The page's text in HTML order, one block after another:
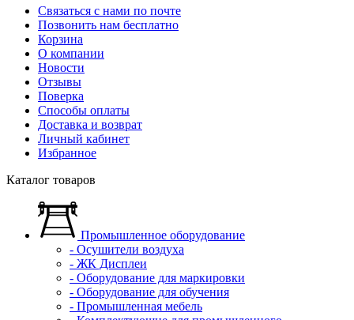
Связаться с нами по почте
Позвонить нам бесплатно
Корзина
О компании
Новости
Отзывы
Поверка
Способы оплаты
Доставка и возврат
Личный кабинет
Избранное
Каталог товаров
Промышленное оборудование
- Осушители воздуха
- ЖК Дисплеи
- Оборудование для маркировки
- Оборудование для обучения
- Промышленная мебель